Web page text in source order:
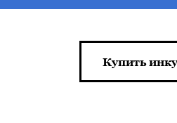
Купить